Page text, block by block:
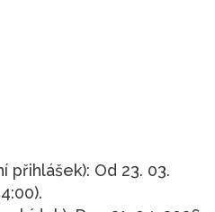
přihlášek): Od 23. 03.